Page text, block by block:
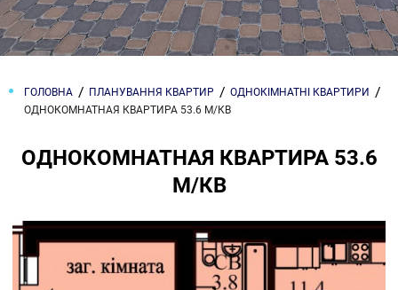
ГОЛОВНА ПЛАНУВАННЯ КВАРТИР
ОДНОКІМНАТНІ КВАРТИРИ
ОДНОКОМНАТНАЯ КВАРТИРА 53.6 М/КВ
ОДНОКОМНАТНАЯ КВАРТИРА 53.6
М/КВ